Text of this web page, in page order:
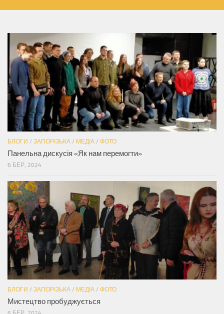
БЛОГИ / ЗАПОРІЗЬКА / МЕДІА / ФОТО
Панельна дискусія «Як нам перемогти»
6 БЕР, 2024
БЛОГИ / ЗАПОРІЗЬКА / МЕДІА / ФОТО
Мистецтво пробуджується